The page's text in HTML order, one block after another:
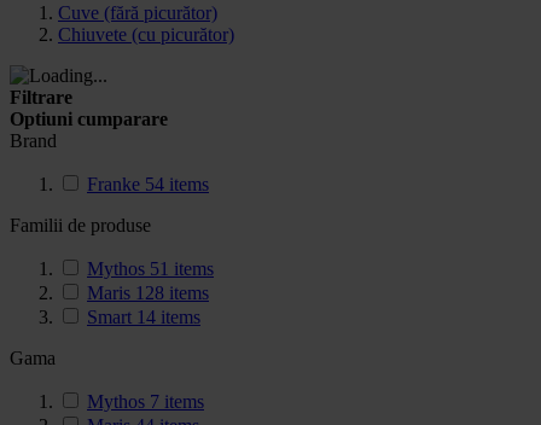
Cuve (fără picurător)
Chiuvete (cu picurător)
Filtrare
Optiuni cumparare
Brand
Franke 54 items
Familii de produse
Mythos 51 items
Maris 128 items
Smart 14 items
Gama
Mythos 7 items